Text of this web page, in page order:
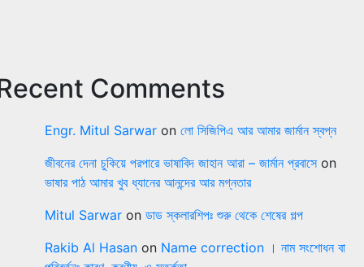
Comments
Engr. Mitul Sarwar on লো সিজিপিএ আর আমার জার্মান স্বপ্ন
জীবনের দেনা চুকিয়ে পরপারে ভাষাবিদ জাহান আরা – জার্মান প্রবাসেon
ভাষার পাঠ আমার খুব ধ্যানের আনন্দের আর মগ্নতার
Mitul Sarwar on ডাড স্কলারশিপঃ শুরু থেকে শেষের গল্প
Rakib Al Hasan on Name correction । নাম সংশোধন বা